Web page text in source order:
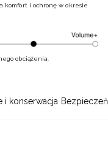
i konserwacja
komfort i ochronę w okresie
obciążenia.